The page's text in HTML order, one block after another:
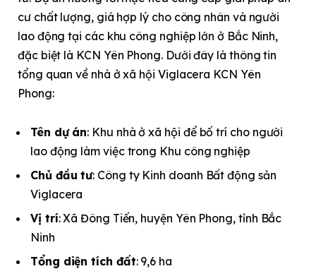
cư chất lượng, giá hợp lý cho công nhân và người
lao động tại các khu công nghiệp lớn ở Bắc Ninh,
đặc biệt là KCN Yên Phong. Dưới đây là thông tin
tổng quan về nhà ở xã hội Viglacera KCN Yên
Phong:
Tên dự án: Khu nhà ở xã hội để bố trí cho người
lao động làm việc trong Khu công nghiệp
Chủ đầu tư: Công ty Kinh doanh Bất động sản
Viglacera
Vị trí: Xã Đông Tiến, huyện Yên Phong, tỉnh Bắc
Ninh
Tổng diện tích đất: 9,6 ha